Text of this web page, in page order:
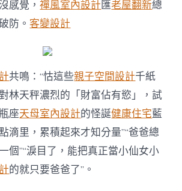
感覺，禪風室內設計匯老屋翻新總
防。 客變設計
共鳴：“怙這些親子空間設計千紙
林天秤濃烈的「財富佔有慾」，試
座天母室內設計的怪誕健康住宅藍
滴里，累積起來才知分量”“爸爸總
個”“淚目了，能把真正當小仙女小
的就只要爸爸了”。